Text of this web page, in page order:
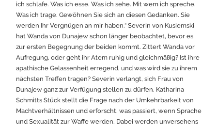
ich schlafe. Was ich esse. Was ich sehe. Mit wem ich spreche.
Was ich trage. Gewöhnen Sie sich an diesen Gedanken. Sie
werden Ihr Vergnügen an mir haben.“ Severin von Kusiemski
hat Wanda von Dunajew schon länger beobachtet, bevor es
zur ersten Begegnung der beiden kommt. Zittert Wanda vor
Aufregung, oder geht ihr Atem ruhig und gleichmäßig? Ist ihre
apathische Gelassenheit erregend, und was wird sie zu ihrem
nächsten Treffen tragen? Severin verlangt, sich Frau von
Dunajew ganz zur Verfügung stellen zu dürfen. Katharina
Schmitts Stück stellt die Frage nach der Umkehrbarkeit von
Machtverhältnissen und erforscht, was passiert, wenn Sprache
und Sexualität zur Waffe werden. Dabei werden unversehens